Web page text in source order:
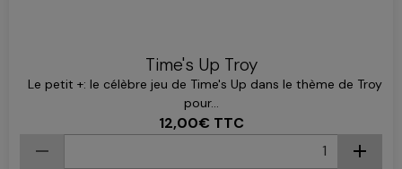
Time's Up Troy
Le petit +: le célèbre jeu de Time's Up dans le thème de Troy
pour...
12,00€ TTC